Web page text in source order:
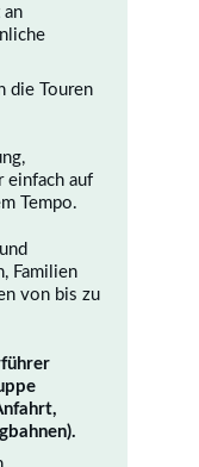
an
die Touren
einfach auf
Tempo.
Familien
von bis zu